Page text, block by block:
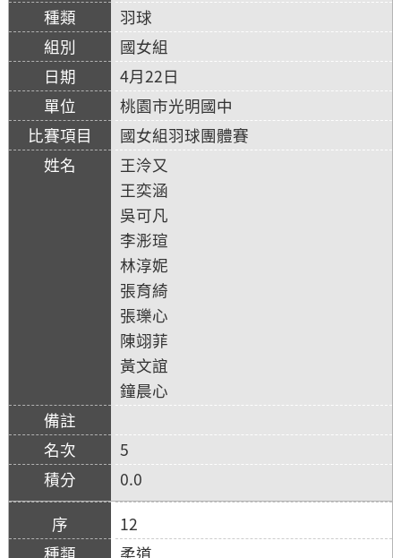
羽球
國女組
4月22日
桃園市光明國中
國女組羽球團體賽
王泠又
王奕涵
吳可凡
李浵瑄
林淳妮
張育綺
張瓅心
陳翊菲
黃文誼
鐘晨心
5
0.0
12
柔道